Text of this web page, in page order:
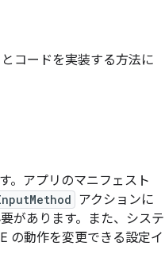
コードを実装する方法に
。アプリのマニフェスト
アクションに
があります。また、システ
の動作を変更できる設定イ